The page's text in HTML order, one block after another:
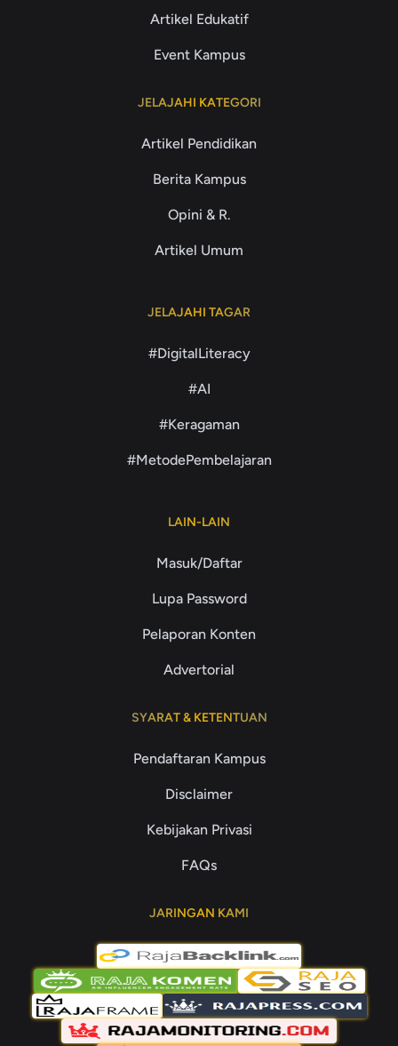
Artikel Edukatif
Event Kampus
JELAJAHI KATEGORI
Artikel Pendidikan
Berita Kampus
Opini & R.
Artikel Umum
JELAJAHI TAGAR
#DigitalLiteracy
#AI
#Keragaman
#MetodePembelajaran
LAIN-LAIN
Masuk/Daftar
Lupa Password
Pelaporan Konten
Advertorial
SYARAT & KETENTUAN
Pendaftaran Kampus
Disclaimer
Kebijakan Privasi
FAQs
JARINGAN KAMI